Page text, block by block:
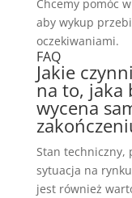
Chcemy pomóc
aby wykup
oczekiwaniami.
FAQ
Jakie
na to, jaka
wycena
Stan techniczny,
sytuacja na
jest również